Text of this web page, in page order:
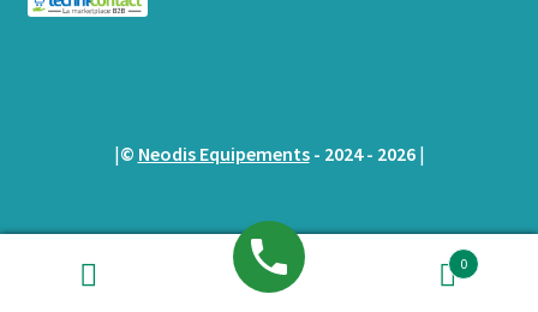
|© Neodis Equipements - 2024 - 2026|
Recherche
Recherche
0